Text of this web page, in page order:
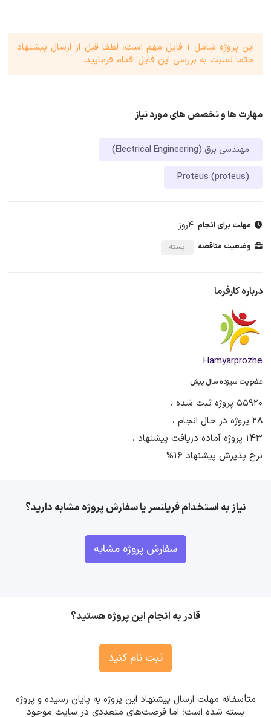
این پروژه شامل 1 فایل مهم است، لطفا قبل از ارسال پیشنهاد
حتما نسبت به بررسی این فایل اقدام فرمایید.
مهارت ها و تخصص های مورد نیاز
مهندسی برق (Electrical Engineering)
Proteus (proteus)
مهلت برای انجام 4روز
وضعیت مناقصه بسته
درباره کارفرما
Hamyarprozhe
عضویت سیزده سال پیش
55920 پروژه ثبت شده ،
28 پروژه در حال انجام ،
143 پروژه آماده دریافت پیشنهاد ،
نرخ پذیرش پیشنهاد 16%
نیاز به استخدام فریلنسر یا سفارش پروژه مشابه دارید؟
سفارش پروژه مشابه
قادر به انجام این پروژه هستید؟
ثبت نام کنید
متأسفانه مهلت ارسال پیشنهاد این پروژه به پایان رسیده و پروژه
بسته شده است؛ اما فرصت‌های متعددی در سایت موجود